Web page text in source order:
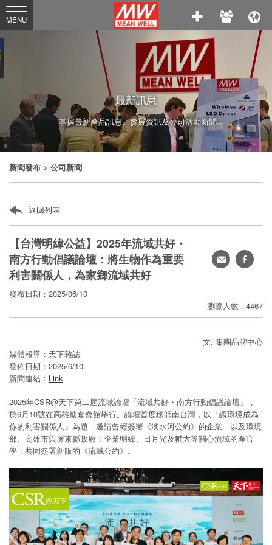
MEAN
WELL
Enterprises
Co.,
Ltd.
MENU
最新訊息
掌握最新產品訊息、參展資訊及公司活動新聞
新聞發布 > 公司新聞
返回列表
【台灣明緯公益】2025年流域共好・
南方行動倡議論壇：將生物作為重要
利害關係人，為家鄉流域共好
發布日期：2025/06/10
瀏覽人數 : 4467
轉
享
文: 集團品牌中心
媒體報導：天下雜誌
發佈日期：2025/6/10
新聞連結： Link
2025年CSR@天下第二屆流域論壇「流域共好・南方行動倡議論壇」，
於6月10號在高雄糖倉會館舉行。論壇首度移師南台灣，以「讓環境成為
你的利害關係人」為題，邀請曾經簽署《淡水河公約》的企業，以及環境
部、高雄市與屏東縣政府；企業明緯、日月光及輔大等關心流域的產官
學，共同簽署新版的《流域公約》。